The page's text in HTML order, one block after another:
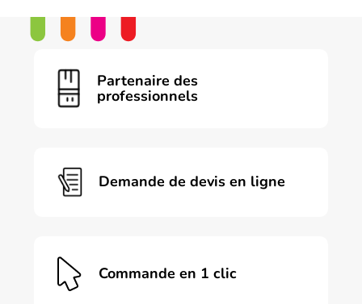
Partenaire des
professionnels
Demande de devis en ligne
Commande en 1 clic